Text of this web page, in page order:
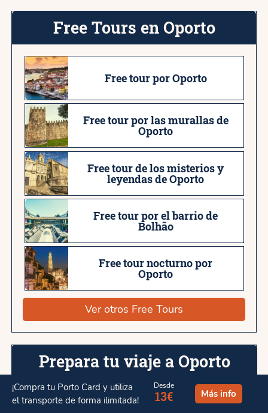
¡Compra tu Porto Card y utiliza
el transporte de forma ilimitada!
Desde
13€ Más info
Free Tours en Oporto
Free tour por Oporto
Free tour por las murallas de
Oporto
Free tour de los misterios y
leyendas de Oporto
Free tour por el barrio de
Bolhão
Free tour nocturno por
Oporto
Ver otros Free Tours
Prepara tu viaje a Oporto
Consigue tuvuelo al mejor precio.